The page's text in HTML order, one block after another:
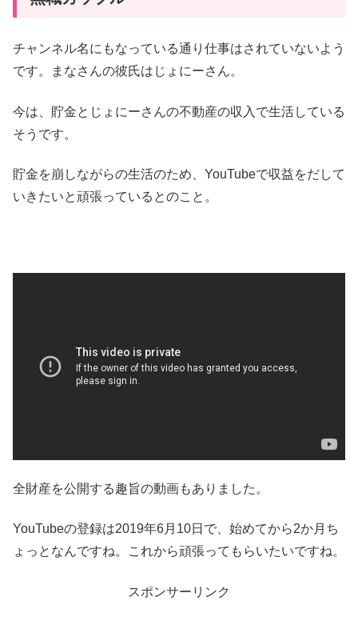
チャンネル名にもなっている通り仕事はされていないよう
です。まなさんの彼氏はじょにーさん。
今は、貯金とじょにーさんの不動産の収入で生活している
そうです。
貯金を崩しながらの生活のため、YouTubeで収益をだして
いきたいと頑張っているとのこと。
全財産を公開する趣旨の動画もありました。
YouTubeの登録は2019年6月10日で、始めてから2か月ち
ょっとなんですね。これから頑張ってもらいたいですね。
スポンサーリンク